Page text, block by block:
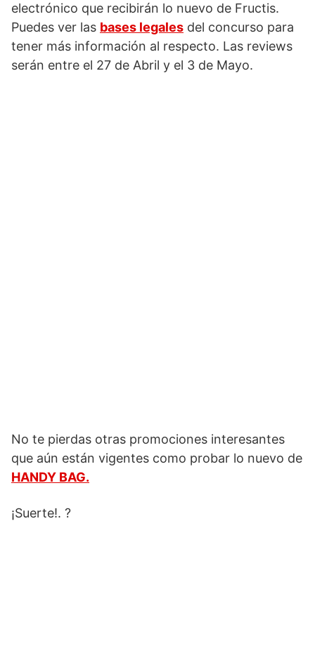
electrónico que recibirán lo nuevo de Fructis.
Puedes ver las bases legales del concurso para
tener más información al respecto. Las reviews
serán entre el 27 de Abril y el 3 de Mayo.
No te pierdas otras promociones interesantes
que aún están vigentes como probar lo nuevo de
HANDY BAG.
¡Suerte!. ?